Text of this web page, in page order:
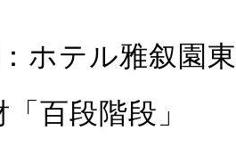
ホテル雅叙園
百段階段」